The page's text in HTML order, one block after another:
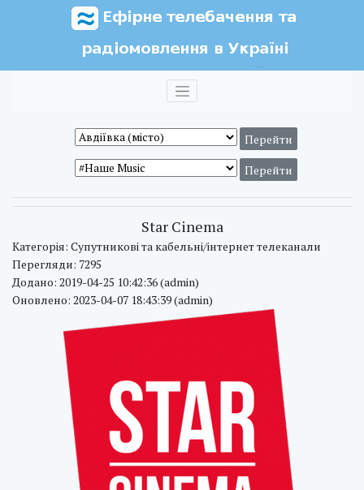
Star Cinema
Категорія: Супутникові та кабельні/інтернет телеканали
Перегляди: 7295
Додано: 2019-04-25 10:42:36 (admin)
Оновлено: 2023-04-07 18:43:39 (admin)